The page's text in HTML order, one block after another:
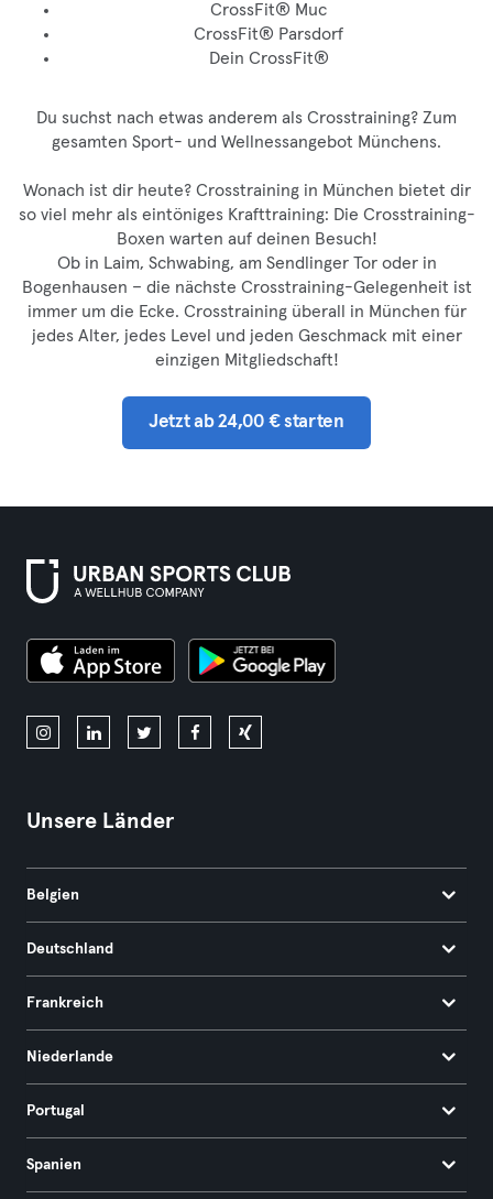
CrossFit® Muc
CrossFit® Parsdorf
Dein CrossFit®
Du suchst nach etwas anderem als Crosstraining? Zum
gesamten Sport- und Wellnessangebot Münchens.
Wonach ist dir heute? Crosstraining in München bietet dir
so viel mehr als eintöniges Krafttraining: Die Crosstraining-
Boxen warten auf deinen Besuch!
Ob in Laim, Schwabing, am Sendlinger Tor oder in
Bogenhausen – die nächste Crosstraining-Gelegenheit ist
immer um die Ecke. Crosstraining überall in München für
jedes Alter, jedes Level und jeden Geschmack mit einer
einzigen Mitgliedschaft!
Jetzt ab 24,00 € starten
Unsere Länder
Belgien
Deutschland
Frankreich
Niederlande
Portugal
Spanien